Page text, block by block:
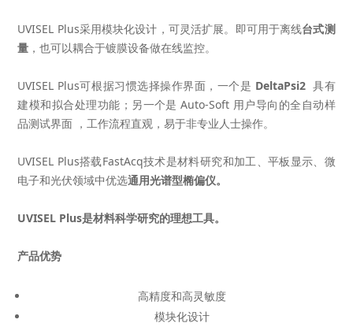
UVISEL Plus采用模块化设计，可灵活扩展。即可用于离线台式测
量 ，也可以耦合于镀膜设备做在线监控。
UVISEL Plus可根据习惯选择操作界面，一个是 DeltaPsi2 具有
建模和拟合处理功能；另一个是 Auto-Soft 用户导向的全自动样
品测试界面 ，工作流程直观，易于非专业人士操作。
UVISEL Plus搭载FastAcq技术是材料研究和加工、平板显示、微
电子和光伏领域中优选通用光谱型椭偏仪。
UVISEL Plus是材料科学研究的理想工具。
产品优势
高精度和高灵敏度
模块化设计